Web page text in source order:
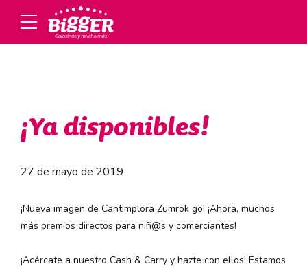
¡Ya disponibles!
27 de mayo de 2019
¡Nueva imagen de Cantimplora Zumrok go! ¡Ahora, muchos
más premios directos para niñ@s y comerciantes!
¡Acércate a nuestro Cash & Carry y hazte con ellos! Estamos